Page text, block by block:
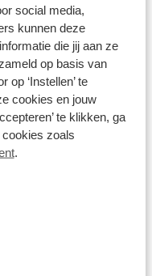
social media,
kunnen deze
die jij aan ze
op basis van
‘Instellen’ te
cookies en jouw
te klikken, ga
zoals
.
€ -27.915